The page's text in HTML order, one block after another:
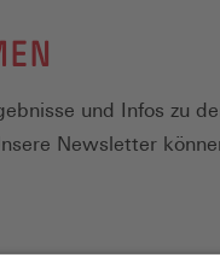
und Infos zu
Newsletter